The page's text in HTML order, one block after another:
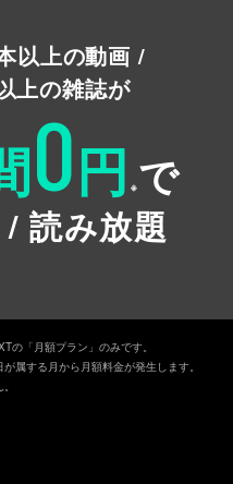
以上の動画 /
上の雑誌が
0円 ※で
/ 読み放題
の「月額プラン」のみです。
属する月から月額料金が発生します。